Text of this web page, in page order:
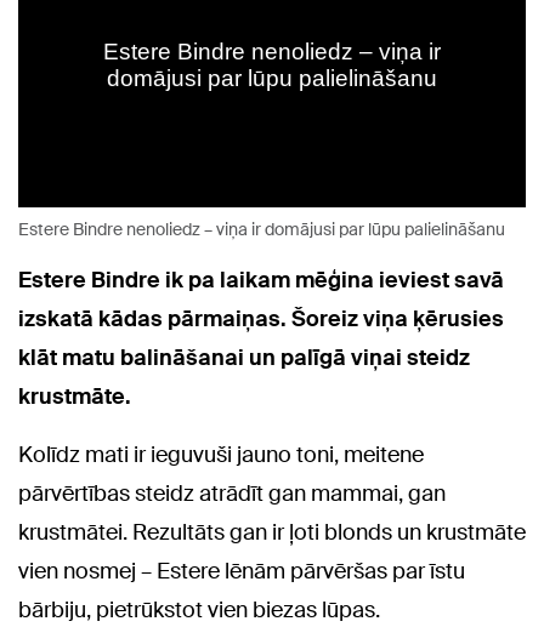
Estere Bindre nenoliedz – viņa ir domājusi par lūpu palielināšanu
Estere Bindre ik pa laikam mēģina ieviest savā
izskatā kādas pārmaiņas. Šoreiz viņa ķērusies
klāt matu balināšanai un palīgā viņai steidz
krustmāte.
Kolīdz mati ir ieguvuši jauno toni, meitene
pārvērtības steidz atrādīt gan mammai, gan
krustmātei. Rezultāts gan ir ļoti blonds un krustmāte
vien nosmej – Estere lēnām pārvēršas par īstu
bārbiju, pietrūkstot vien biezas lūpas.